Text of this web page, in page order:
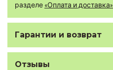
разделе «Оплата и доставка»
Гарантии и возврат
Отзывы